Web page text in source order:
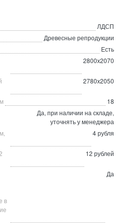
ЛДСП
Древесные репродукции
Есть
2800х2070
2780х2050
18
Да, при наличии на складе,
уточнять у менеджера
4 рубля
12 рублей
в
Да